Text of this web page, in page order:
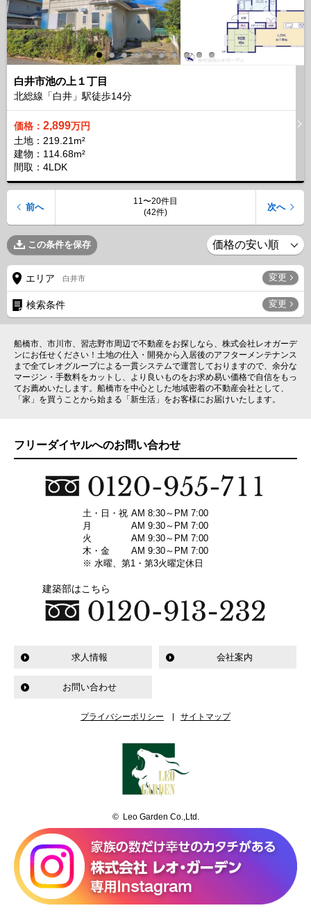
白井市池の上１丁目
北総線「白井」駅徒歩14分
価格： 2,899万円
土地：219.21m²
建物：114.68m²
間取：4LDK
11〜20件目
(42件)
前へ 次へ
この条件を保存
エリア 白井市 変更
検索条件 変更
船橋市、市川市、習志野市周辺で不動産をお探しなら、株式会社レオガーデ
ンにお任せください！土地の仕入・開発から入居後のアフターメンテナンス
まで全てレオグループによる一貫システムで運営しておりますので、余分な
マージン・手数料をカットし、より良いものをお求め易い価格で自信をもっ
てお薦めいたします。船橋市を中心とした地域密着の不動産会社として、
「家」を買うことから始まる「新生活」をお客様にお届けいたします。
フリーダイヤルへのお問い合わせ
土・日・祝 AM 8:30～PM 7:00
月
AM 9:30～PM 7:00
火
AM 9:30～PM 7:00
木・金
AM 9:30～PM 7:00
※ 水曜、第1・第3火曜定休日
建築部はこちら
求人情報 会社案内
お問い合わせ
プライバシーポリシー サイトマップ
© Leo Garden Co.,Ltd.